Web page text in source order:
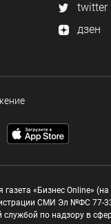
twitter
дзен
«Бизнес Online» (на
СМИ Эл №ФС 77-
по надзору в